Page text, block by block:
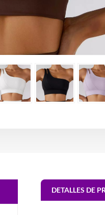
DETALLES DE